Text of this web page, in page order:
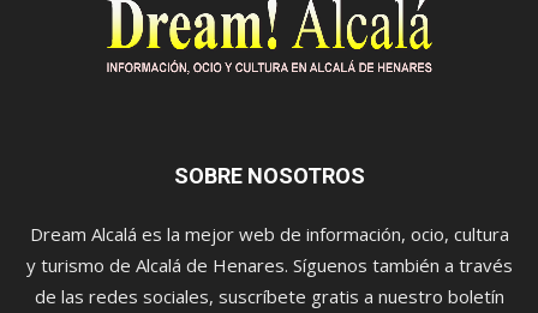
SOBRE NOSOTROS
Dream Alcalá es la mejor web de información, ocio, cultura
y turismo de Alcalá de Henares. Síguenos también a través
de las redes sociales, suscríbete gratis a nuestro boletín